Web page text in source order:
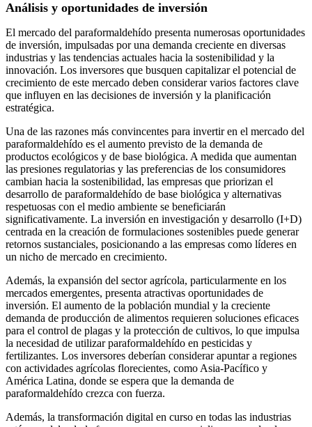
Análisis y oportunidades de inversión
El mercado del paraformaldehído presenta numerosas oportunidades
de inversión, impulsadas por una demanda creciente en diversas
industrias y las tendencias actuales hacia la sostenibilidad y la
innovación. Los inversores que busquen capitalizar el potencial de
crecimiento de este mercado deben considerar varios factores clave
que influyen en las decisiones de inversión y la planificación
estratégica.
Una de las razones más convincentes para invertir en el mercado del
paraformaldehído es el aumento previsto de la demanda de
productos ecológicos y de base biológica. A medida que aumentan
las presiones regulatorias y las preferencias de los consumidores
cambian hacia la sostenibilidad, las empresas que priorizan el
desarrollo de paraformaldehído de base biológica y alternativas
respetuosas con el medio ambiente se beneficiarán
significativamente. La inversión en investigación y desarrollo (I+D)
centrada en la creación de formulaciones sostenibles puede generar
retornos sustanciales, posicionando a las empresas como líderes en
un nicho de mercado en crecimiento.
Además, la expansión del sector agrícola, particularmente en los
mercados emergentes, presenta atractivas oportunidades de
inversión. El aumento de la población mundial y la creciente
demanda de producción de alimentos requieren soluciones eficaces
para el control de plagas y la protección de cultivos, lo que impulsa
la necesidad de utilizar paraformaldehído en pesticidas y
fertilizantes. Los inversores deberían considerar apuntar a regiones
con actividades agrícolas florecientes, como Asia-Pacífico y
América Latina, donde se espera que la demanda de
paraformaldehído crezca con fuerza.
Además, la transformación digital en curso en todas las industrias